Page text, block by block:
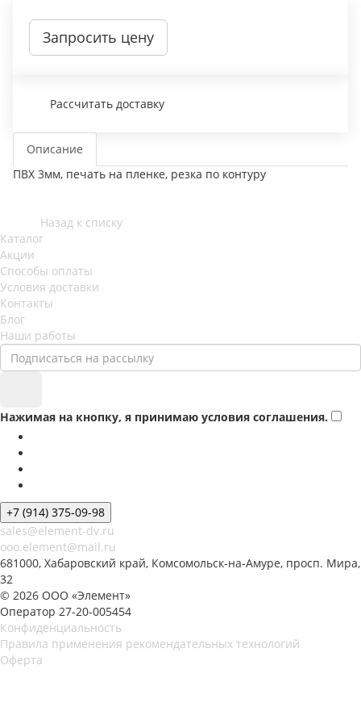
Запросить цену
Рассчитать доставку
Описание
ПВХ 3мм, печать на пленке, резка по контуру
Назад к списку
Каталог
Акции
Способы оплаты
Условия доставки
Контакты
Блог
Наши работы
Нажимая на кнопку, я принимаю условия соглашения.
+7 (914) 375-09-98
sales@element-dv.ru
ooo.element@mail.ru
681000, Хабаровский край, Комсомольск-на-Амуре, просп. Мира,
32
© 2026 ООО «Элемент»
Оператор 27-20-005454
Конфиденциальность
Правила применения рекомендательных технологий
Оферта